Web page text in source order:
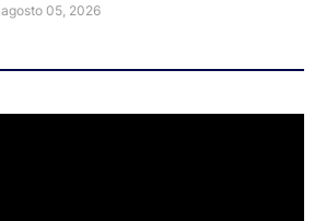
agosto 05, 2026